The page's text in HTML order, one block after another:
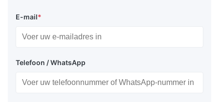
E-mail*
Telefoon / WhatsApp